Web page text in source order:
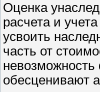
Оценка
расчета и
усвоить
часть от
обесценивают